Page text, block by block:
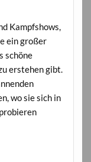
Kampfshows,
ein großer
schöne
erstehen gibt.
wo sie sich in